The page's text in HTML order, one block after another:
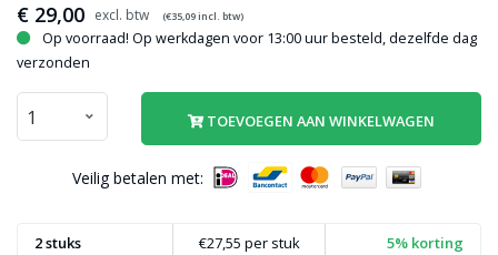
€ 29,00 (€35,09incl. btw)
Op voorraad! Op werkdagen voor 13:00 uur besteld, dezelfde dag
verzonden
TOEVOEGEN AAN WINKELWAGEN
Veilig betalen met:
2 stuks €27,55 per stuk 5% korting